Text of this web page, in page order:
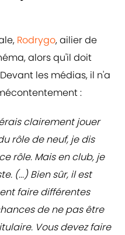
Rodrygo, ailier de
alors qu'il doit
les médias, il n'a
:
clairement jouer
rôle de neuf, je dis
rôle. Mais en club, je
(...) Bien sûr, il est
faire différentes
de ne pas être
Vous devez faire